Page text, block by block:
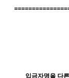
입금자명을 다